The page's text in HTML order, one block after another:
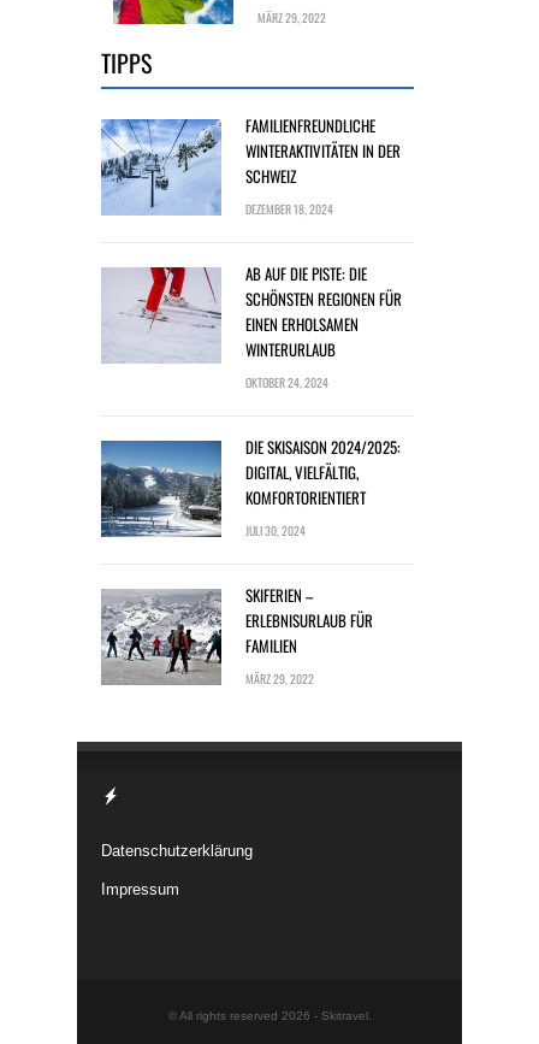
MÄRZ 29, 2022
TIPPS
FAMILIENFREUNDLICHE
WINTERAKTIVITÄTEN IN DER
SCHWEIZ
DEZEMBER 18, 2024
AB AUF DIE PISTE: DIE
SCHÖNSTEN REGIONEN FÜR
EINEN ERHOLSAMEN
WINTERURLAUB
OKTOBER 24, 2024
DIE SKISAISON 2024/2025:
DIGITAL, VIELFÄLTIG,
KOMFORTORIENTIERT
JULI 30, 2024
SKIFERIEN –
ERLEBNISURLAUB FÜR
FAMILIEN
MÄRZ 29, 2022
Datenschutzerklärung
Impressum
© All rights reserved 2026 - Skitravel.